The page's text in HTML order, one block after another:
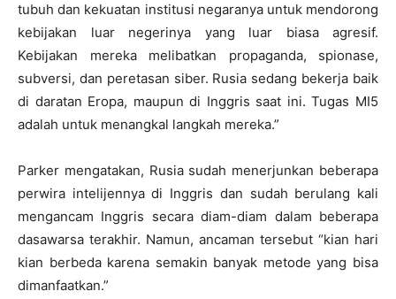
tubuh dan kekuatan institusi negaranya untuk mendorong
kebijakan luar negerinya yang luar biasa agresif.
Kebijakan mereka melibatkan propaganda, spionase,
subversi, dan peretasan siber. Rusia sedang bekerja baik
di daratan Eropa, maupun di Inggris saat ini. Tugas MI5
adalah untuk menangkal langkah mereka.”
Parker mengatakan, Rusia sudah menerjunkan beberapa
perwira intelijennya di Inggris dan sudah berulang kali
mengancam Inggris secara diam-diam dalam beberapa
dasawarsa terakhir. Namun, ancaman tersebut “kian hari
kian berbeda karena semakin banyak metode yang bisa
dimanfaatkan.”